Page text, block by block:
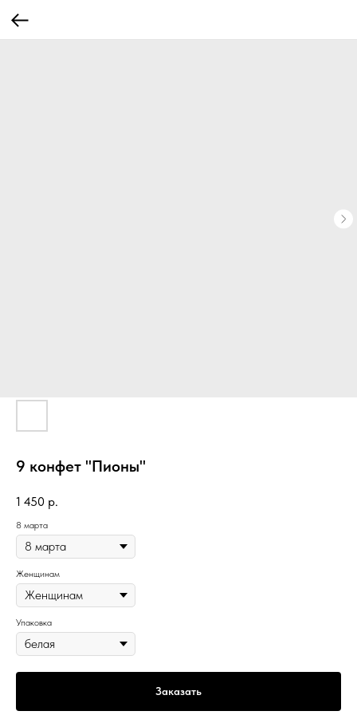
9 конфет "Пионы"
1 450 р.
8 марта
Женщинам
Упаковка
Заказать